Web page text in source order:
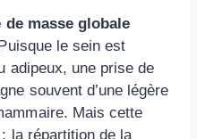
de masse globale
le sein est
adipeux, une prise de
souvent d’une légère
Mais cette
la répartition de la